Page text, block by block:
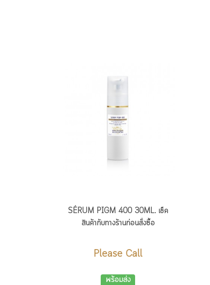
SÉRUM PIGM 400 30ML. เช็ค
สินค้ากับทางร้านก่อนสั่งซื้อ
Please Call
พร้อมส่ง